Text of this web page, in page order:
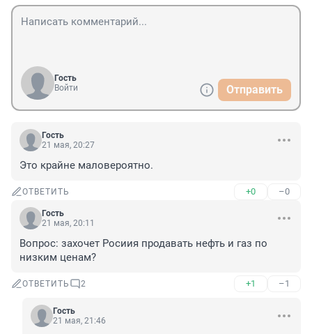
Гость
Войти
Отправить
Гость
21 мая, 20:27
Это крайне маловероятно.
ОТВЕТИТЬ +0 –0
Гость
21 мая, 20:11
Вопрос: захочет Росиия продавать нефть и газ по
низким ценам?
ОТВЕТИТЬ 2 +1 –1
Гость
21 мая, 21:46